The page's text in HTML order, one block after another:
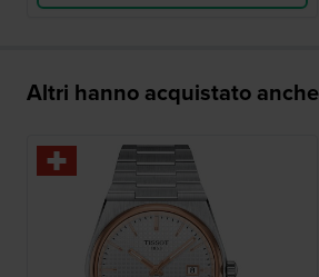
Altri hanno acquistato anche